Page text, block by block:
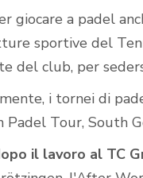
giocare a padel
sportive del
del club, per
i tornei di
Padel Tour, South
il lavoro al TC